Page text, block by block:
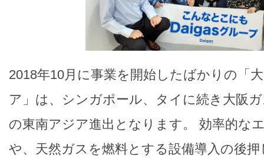
2018年10月に事業を開始したばかりの「
ア」は、シンガポール、タイに続き大阪
の東南アジア進出となります。 効率的な
や、天然ガスを燃料とする設備導入の後